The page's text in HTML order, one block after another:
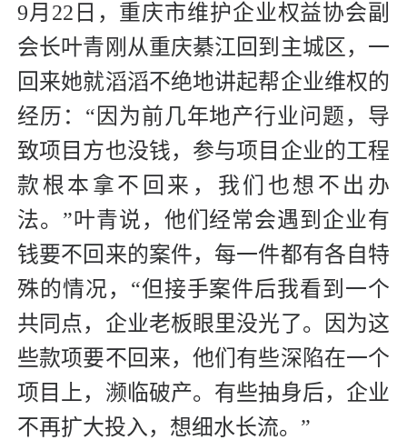
9月22日，重庆市维护企业权益协会副
会长叶青刚从重庆綦江回到主城区，一
回来她就滔滔不绝地讲起帮企业维权的
经历：“因为前几年地产行业问题，导
致项目方也没钱，参与项目企业的工程
款根本拿不回来，我们也想不出办
法。”叶青说，他们经常会遇到企业有
钱要不回来的案件，每一件都有各自特
殊的情况，“但接手案件后我看到一个
共同点，企业老板眼里没光了。因为这
些款项要不回来，他们有些深陷在一个
项目上，濒临破产。有些抽身后，企业
不再扩大投入，想细水长流。”